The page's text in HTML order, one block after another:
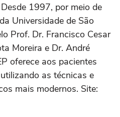
1997, por meio de
Universidade de São
Prof. Dr. Francisco Cesar
Moreira e Dr. André
oferece aos pacientes
as técnicas e
mais modernos. Site: